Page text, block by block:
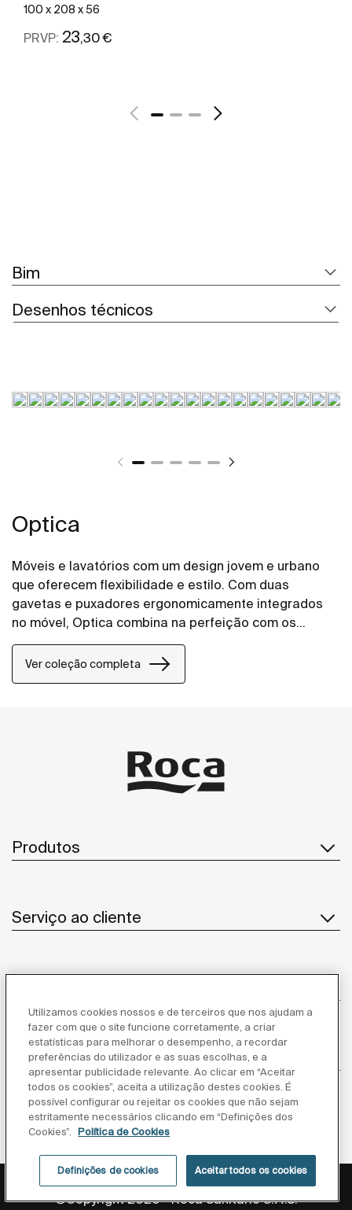
100 x 208 x 56
PRVP: 23,30 €
Bim
Desenhos técnicos
Optica
Móveis e lavatórios com um design jovem e urbano
que oferecem flexibilidade e estilo. Com duas
gavetas e puxadores ergonomicamente integrados
no móvel, Optica combina na perfeição com os
lavatórios Stonex® unik em branco brilho.
Ver coleção completa
Produtos
Serviço ao cliente
Inspiração
Siga-nos
Política de privacidade
©Copyright 2026 - Roca Sanitario S.A.U.
Utilizamos cookies nossos e de terceiros que nos ajudam a
fazer com que o site funcione corretamente, a criar
estatísticas para melhorar o desempenho, a recordar
preferências do utilizador e as suas escolhas, e a
apresentar publicidade relevante. Ao clicar em “Aceitar
todos os cookies”, aceita a utilização destes cookies. É
possível configurar ou rejeitar os cookies que não sejam
estritamente necessários clicando em “Definições dos
Cookies”.
Política de Cookies
Definições de cookies Aceitar todos os cookies